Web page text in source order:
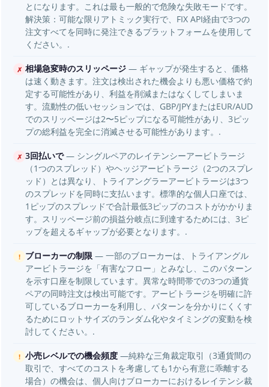
とになります。これは最も一般的で危険な失敗モードです。
解決策：可能な限りアトミック実行で、FIX API経由で3つの
注文すべてを同時に発注できるプラットフォームを使用して
ください。.
✗ 相場急変時のスリッページ — ギャップが発生すると、価格
は速く動きます。注文は検出された機会よりも悪い価格で約
定する可能性があり、利益を削減またはなくしてしまいま
す。流動性の低いセッションでは、GBP/JPYまたはEUR/AUD
でのスリッページは2〜5ピップになる可能性があり、3ピッ
プの総利益を完全に消滅させる可能性があります。.
✗ 3回払いで— シングルペアのレイテンシーアービトラージ
（1つのスプレッド）やヘッジアービトラージ（2つのスプレ
ッド）とは異なり、トライアングラーアービトラージは3つ
のスプレッドを同時に支払います。標準的な個人口座では、
1ピップのスプレッドで合計最低3ピップのコストがかかりま
す。スリッページ前の損益分岐点に到達するためには、3ピ
ップを超えるギャップが必要となります。.
! ブローカーの制限 — 一部のブローカーは、トライアングル
アービトラージを「有害なフロー」とみなし、このパターン
を示す口座を制限しています。異常な時間帯での3つの通貨
ペアの同時注文は検出可能です。アービトラージを明確に許
可しているブローカーを利用し、パターンを分かりにくくす
るためにロットサイズのランダム化やタイミングの変動を検
討してください。.
! 小売レベルでの機会頻度 —純粋な三角裁定取引（3通貨間の
取引で、すべてのコストを考慮しても1から有意に乖離する
場合）の機会は、個人向けブローカーにおけるレイテンシ裁